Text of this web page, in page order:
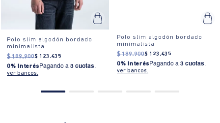
Polo slim algodón bordado
minimalista
$ 189.900$ 123 .435
0% Interés Pagando a 3 cuotas.
ver bancos.
Polo slim algodón bordado
minimalista
$ 189.900$ 123 .435
0% Interés Pagando a 3 cuotas.
ver bancos.